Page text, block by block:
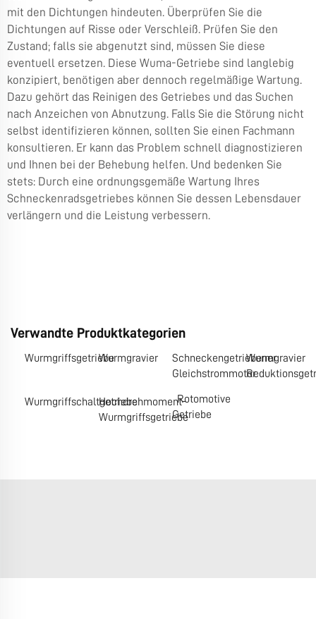
mit den Dichtungen hindeuten. Überprüfen Sie die
Dichtungen auf Risse oder Verschleiß. Prüfen Sie den
Zustand; falls sie abgenutzt sind, müssen Sie diese
eventuell ersetzen. Diese Wuma-Getriebe sind langlebig
konzipiert, benötigen aber dennoch regelmäßige Wartung.
Dazu gehört das Reinigen des Getriebes und das Suchen
nach Anzeichen von Abnutzung. Falls Sie die Störung nicht
selbst identifizieren können, sollten Sie einen Fachmann
konsultieren. Er kann das Problem schnell diagnostizieren
und Ihnen bei der Behebung helfen. Und bedenken Sie
stets: Durch eine ordnungsgemäße Wartung Ihres
Schneckenradsgetriebes können Sie dessen Lebensdauer
verlängern und die Leistung verbessern.
Verwandte Produktkategorien
WurmgriffsgetriebeWurmgravier
Schneckengetriebener
Gleichstrommotor
Wurmgravier
WurmgriffschaltgetriebeHochdrehmoment-
Wurmgriffsgetriebe
Rotomotive
Getriebe